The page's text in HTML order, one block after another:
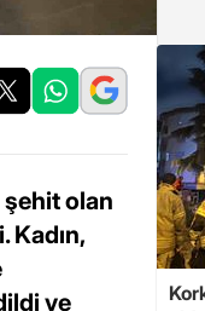
olan
Kadın,
ve